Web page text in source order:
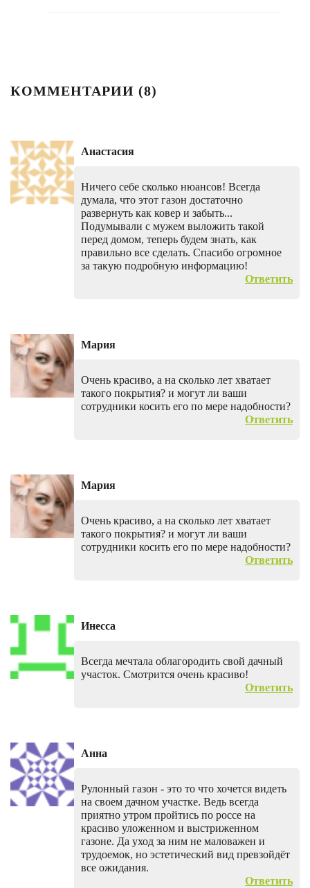
КОММЕНТАРИИ (8)
Анастасия
Ничего себе сколько нюансов! Всегда
думала, что этот газон достаточно
развернуть как ковер и забыть...
Подумывали с мужем выложить такой
перед домом, теперь будем знать, как
правильно все сделать. Спасибо огромное
за такую подробную информацию!
Ответить
Мария
Очень красиво, а на сколько лет хватает
такого покрытия? и могут ли ваши
сотрудники косить его по мере надобности?
Ответить
Мария
Очень красиво, а на сколько лет хватает
такого покрытия? и могут ли ваши
сотрудники косить его по мере надобности?
Ответить
Инесса
Всегда мечтала облагородить свой дачный
участок. Смотрится очень красиво!
Ответить
Анна
Рулонный газон - это то что хочется видеть
на своем дачном участке. Ведь всегда
приятно утром пройтись по россе на
красиво уложенном и выстриженном
газоне. Да уход за ним не маловажен и
трудоемок, но эстетический вид превзойдёт
все ожидания.
Ответить